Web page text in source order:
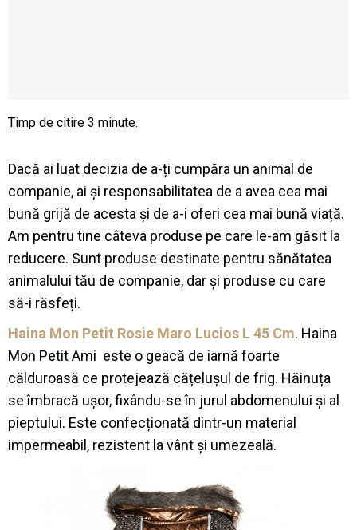
Dacă ai luat decizia de a-ți cumpăra un animal de
companie, ai și responsabilitatea de a avea cea mai
bună grijă de acesta și de a-i oferi cea mai bună viață.
Am pentru tine câteva produse pe care le-am găsit la
reducere. Sunt produse destinate pentru sănătatea
animalului tău de companie, dar și produse cu care
să-i răsfeți.
Haina Mon Petit Rosie Maro Lucios L 45 Cm. Haina
Mon Petit Ami este o geacă de iarnă foarte
călduroasă ce protejează cățelușul de frig. Hăinuța
se îmbracă ușor, fixându-se în jurul abdomenului și al
pieptului. Este confecționată dintr-un material
impermeabil, rezistent la vânt și umezeală.